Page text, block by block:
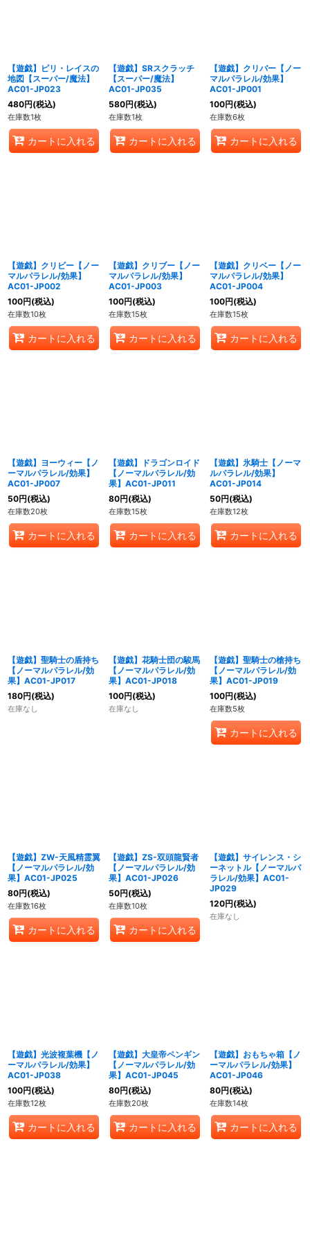
【遊戯】ピリ・レイスの
地図【スーパー/魔法】
AC01-JP023
480円(税込)
在庫数1枚
カートに入れる
【遊戯】SRスクラッチ
【スーパー/魔法】
AC01-JP035
580円(税込)
在庫数1枚
カートに入れる
【遊戯】クリバー【ノー
マルパラレル/効果】
AC01-JP001
100円(税込)
在庫数6枚
カートに入れる
【遊戯】クリビー【ノー
マルパラレル/効果】
AC01-JP002
100円(税込)
在庫数10枚
カートに入れる
【遊戯】クリブー【ノー
マルパラレル/効果】
AC01-JP003
100円(税込)
在庫数15枚
カートに入れる
【遊戯】クリベー【ノー
マルパラレル/効果】
AC01-JP004
100円(税込)
在庫数15枚
カートに入れる
【遊戯】ヨーウィー【ノ
ーマルパラレル/効果】
AC01-JP007
50円(税込)
在庫数20枚
カートに入れる
【遊戯】ドラゴンロイド
【ノーマルパラレル/効
果】AC01-JP011
80円(税込)
在庫数15枚
カートに入れる
【遊戯】氷騎士【ノーマ
ルパラレル/効果】
AC01-JP014
50円(税込)
在庫数12枚
カートに入れる
【遊戯】聖騎士の盾持ち
【ノーマルパラレル/効
果】AC01-JP017
180円(税込)
在庫なし
【遊戯】花騎士団の駿馬
【ノーマルパラレル/効
果】AC01-JP018
100円(税込)
在庫なし
【遊戯】聖騎士の槍持ち
【ノーマルパラレル/効
果】AC01-JP019
100円(税込)
在庫数5枚
カートに入れる
【遊戯】ZW-天風精霊翼
【ノーマルパラレル/効
果】AC01-JP025
80円(税込)
在庫数16枚
カートに入れる
【遊戯】ZS-双頭龍賢者
【ノーマルパラレル/効
果】AC01-JP026
50円(税込)
在庫数10枚
カートに入れる
【遊戯】サイレンス・シ
ーネットル【ノーマルパ
ラレル/効果】AC01-
JP029
120円(税込)
在庫なし
【遊戯】光波複葉機【ノ
ーマルパラレル/効果】
AC01-JP038
100円(税込)
在庫数12枚
カートに入れる
【遊戯】大皇帝ペンギン
【ノーマルパラレル/効
果】AC01-JP045
80円(税込)
在庫数20枚
カートに入れる
【遊戯】おもちゃ箱【ノ
ーマルパラレル/効果】
AC01-JP046
80円(税込)
在庫数14枚
カートに入れる